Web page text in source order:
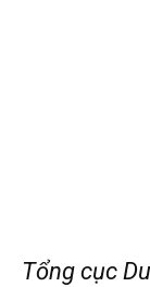
Tổng cục